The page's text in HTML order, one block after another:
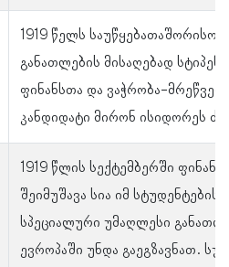
1919 წელს საუწყებათაშორისო
განათლების მისაღებად
ფინანსთა და ვაჭრობა-
კანდიდატი მირონ ისიდორეს
1919 წლის სექტემბერში
შეიმუშავა სია იმ
სპეციალური უმაღლესი
ევროპაში უნდა გაეგზავნათ.